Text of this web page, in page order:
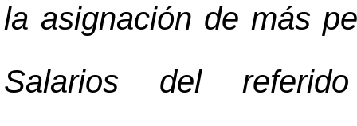
la asignación de más
Salarios del